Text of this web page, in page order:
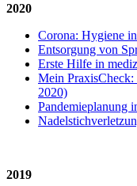
2020
Corona: Hygiene
Entsorgung von
Erste Hilfe in
Mein PraxisCheck:
2020)
Pandemieplanung
2019